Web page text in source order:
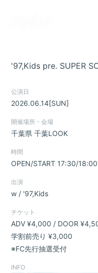
SCHEDULE
VIDEO
DeNeel OFFICIAL
'97,Kids pre. SUPER
公演日
2026.06.14[SUN]
開催場所・会場
千葉県千葉LOOK
時間
OPEN/START 17:30/18:00
出演
w / '97,Kids
チケット
ADV ¥4,000 / DOOR
学割前売り ¥3,000
※FC先行抽選受付
INFO